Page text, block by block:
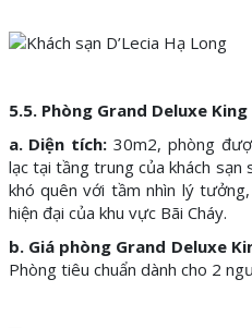
5.5. Phòng Grand Deluxe King
a. Diện tích:30m2, phòng
lạc tại tầng trung của khách sạn
khó quên với tầm nhìn lý
hiện đại của khu vực Bãi Cháy.
b. Giá phòng Grand Deluxe
Phòng tiêu chuẩn dành cho 2